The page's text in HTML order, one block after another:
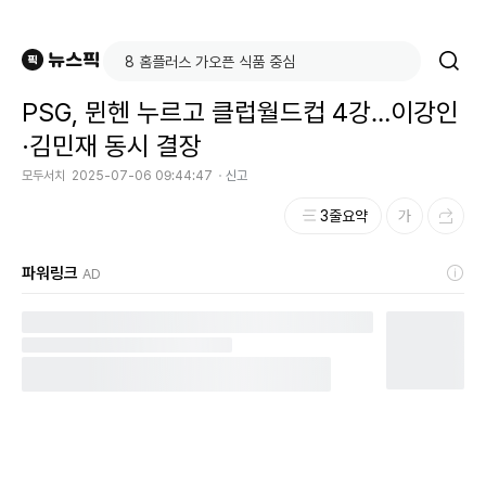
PSG, 뮌헨 누르고 클럽월드컵 4강…이강인
·김민재 동시 결장
모두서치 2025-07-06 09:44:47 신고
3줄요약
파워링크 AD